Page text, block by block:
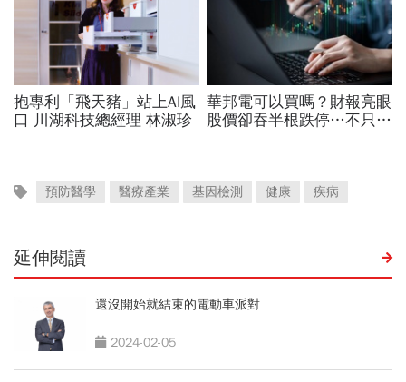
預防醫學 醫療產業 基因檢測 健康 疾病
延伸閱讀
還沒開始就結束的電動車派對
2024-02-05